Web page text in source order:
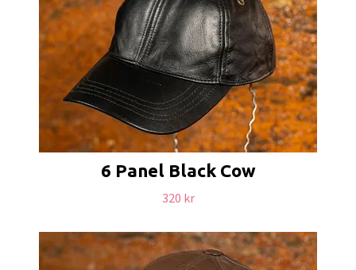
6 Panel Black Cow
320 kr